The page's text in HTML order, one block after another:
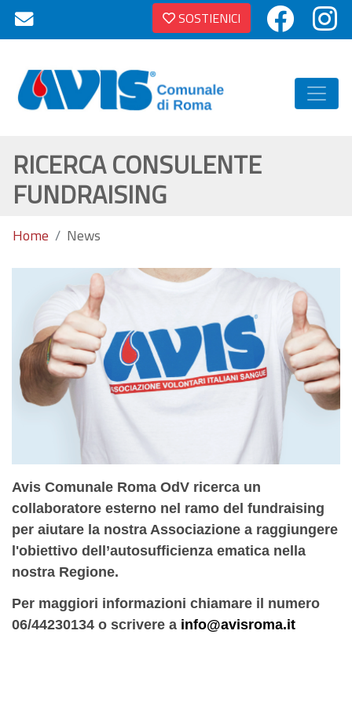
SOSTIENICI
RICERCA CONSULENTE
FUNDRAISING
Home News
Avis Comunale Roma OdV ricerca un
collaboratore esterno nel ramo del fundraising
per aiutare la nostra Associazione a raggiungere
l'obiettivo dell’autosufficienza ematica nella
nostra Regione.
Per maggiori informazioni chiamare il numero
06/44230134 o scrivere a info@avisroma.it